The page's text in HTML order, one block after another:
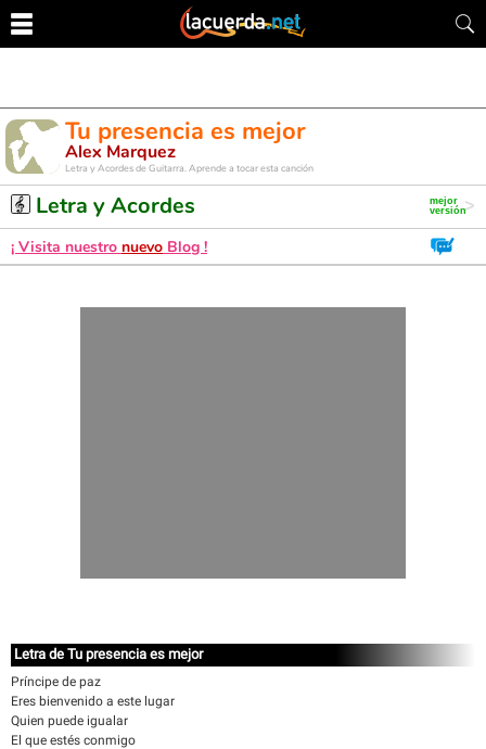
Tu presencia es mejor
Alex Marquez
Letra y Acordes de Guitarra. Aprende a tocar esta canción
Letra y Acordes
¡ Visita nuestro nuevo Blog !
Letra de Tu presencia es mejor
Príncipe de paz
Eres bienvenido a este lugar
Quien puede igualar
El que estés conmigo